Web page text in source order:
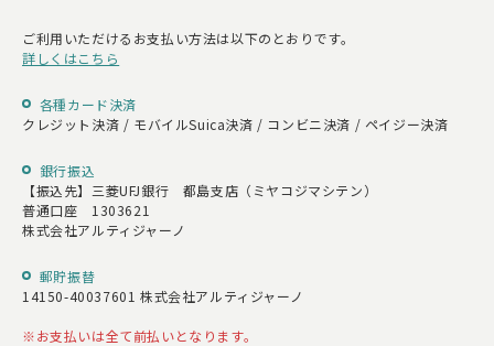
ご利用いただけるお支払い方法は以下のとおりです。
詳しくはこちら
各種カード決済
クレジット決済 / モバイルSuica決済 / コンビニ決済 / ペイジー決済
銀行振込
【振込先】三菱UFJ銀行 都島支店（ミヤコジマシテン）
普通口座 1303621
株式会社アルティジャーノ
郵貯振替
14150-40037601 株式会社アルティジャーノ
お支払いは全て前払いとなります。